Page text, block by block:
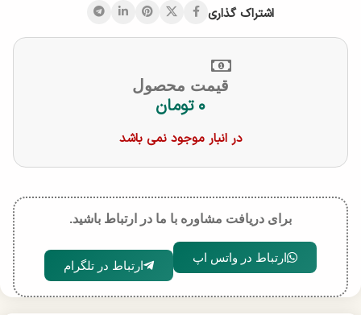
اشتراک گذاری
قیمت محصول
۰ تومان
در انبار موجود نمی باشد
برای دریافت مشاوره با ما در ارتباط باشید.
ارتباط در واتس اپ
ارتباط در تلگرام